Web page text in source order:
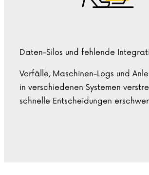
Daten-Silos und fehlende
Vorfälle, Maschinen-Logs und
in verschiedenen Systemen
schnelle Entscheidungen